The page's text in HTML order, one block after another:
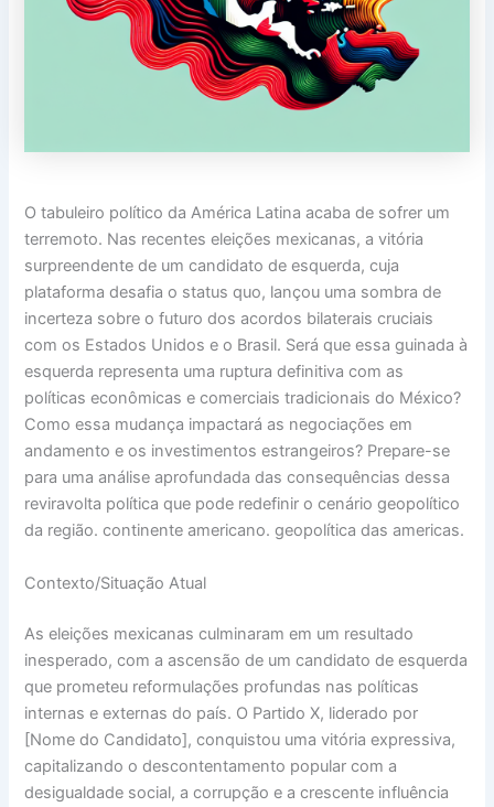
O tabuleiro político da América Latina acaba de sofrer um
terremoto. Nas recentes eleições mexicanas, a vitória
surpreendente de um candidato de esquerda, cuja
plataforma desafia o status quo, lançou uma sombra de
incerteza sobre o futuro dos acordos bilaterais cruciais
com os Estados Unidos e o Brasil. Será que essa guinada à
esquerda representa uma ruptura definitiva com as
políticas econômicas e comerciais tradicionais do México?
Como essa mudança impactará as negociações em
andamento e os investimentos estrangeiros? Prepare-se
para uma análise aprofundada das consequências dessa
reviravolta política que pode redefinir o cenário geopolítico
da região. continente americano. geopolítica das americas.
Contexto/Situação Atual
As eleições mexicanas culminaram em um resultado
inesperado, com a ascensão de um candidato de esquerda
que prometeu reformulações profundas nas políticas
internas e externas do país. O Partido X, liderado por
[Nome do Candidato], conquistou uma vitória expressiva,
capitalizando o descontentamento popular com a
desigualdade social, a corrupção e a crescente influência